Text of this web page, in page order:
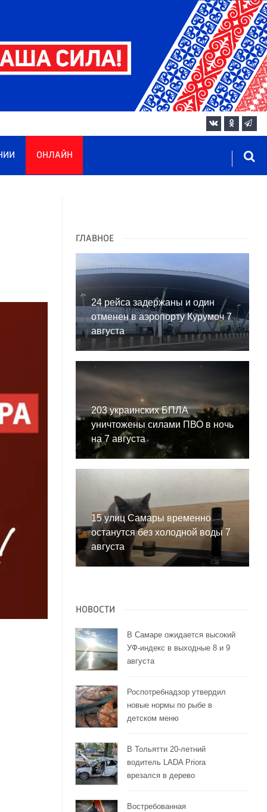
ОНЛАЙН
ГЛАВНОЕ
24 рейса задержаны и один
отменен в аэропорту Курумоч 7
августа
203 украинских БПЛА
уничтожены силами ПВО в ночь
на 7 августа
15 улиц Самары временно
останутся без холодной воды 7
августа
НОВОСТИ
В Самаре ожидается высокий
УФ-индекс в выходные 8 и 9
августа
Роспотребнадзор утвердил
новые нормы по рыбе в
детском меню
В Тольятти 20-летний
водитель LADA Priora
врезался в дерево
Востребованная